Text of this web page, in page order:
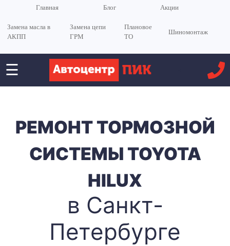
Главная Блог Акции
Замена масла в
АКПП
Замена цепи
ГРМ
Плановое
ТО
Шиномонтаж
☰
РЕМОНТ ТОРМОЗНОЙ
СИСТЕМЫ TOYOTA
HILUX
в Санкт-
Петербурге